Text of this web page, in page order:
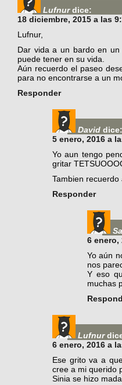
Lufnur dice:
18 diciembre, 2015 a las
Lufnur,
Dar vida a un bardo en
puede tener en su vida.
Aún recuerdo el paseo
para no encontrarse a un
Responder
David dice:
5 enero, 2016 a
Yo aun tengo
gritar
Tambien
Responder
6 enero,
Yo aún
nos
Y eso
muchas
Lufnur
6 enero, 2016 a
Ese grito va a
cree a mi querido
Sinia se hizo